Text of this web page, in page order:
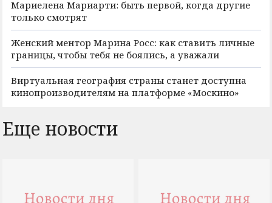
Мариелена Мариарти: быть первой, когда другие
только смотрят
Женский ментор Марина Росс: как ставить личные
границы, чтобы тебя не боялись, а уважали
Виртуальная география страны станет доступна
кинопроизводителям на платформе «Москино»
Еще новости